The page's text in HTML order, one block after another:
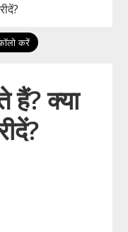
हैं? क्या